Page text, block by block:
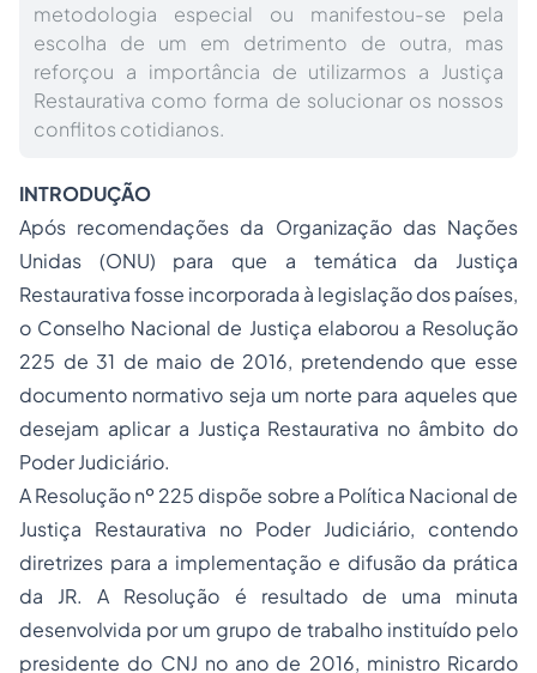
metodologia especial ou manifestou-se pela
escolha de um em detrimento de outra, mas
reforçou a importância de utilizarmos a Justiça
Restaurativa como forma de solucionar os nossos
conflitos cotidianos.
INTRODUÇÃO
Após recomendações da Organização das Nações
Unidas (ONU) para que a temática da Justiça
Restaurativa fosse incorporada à legislação dos países,
o Conselho Nacional de Justiça elaborou a Resolução
225 de 31 de maio de 2016, pretendendo que esse
documento normativo seja um norte para aqueles que
desejam aplicar a Justiça Restaurativa no âmbito do
Poder Judiciário.
A Resolução nº 225 dispõe sobre a Política Nacional de
Justiça Restaurativa no Poder Judiciário, contendo
diretrizes para a implementação e difusão da prática
da JR. A Resolução é resultado de uma minuta
desenvolvida por um grupo de trabalho instituído pelo
presidente do CNJ no ano de 2016, ministro Ricardo